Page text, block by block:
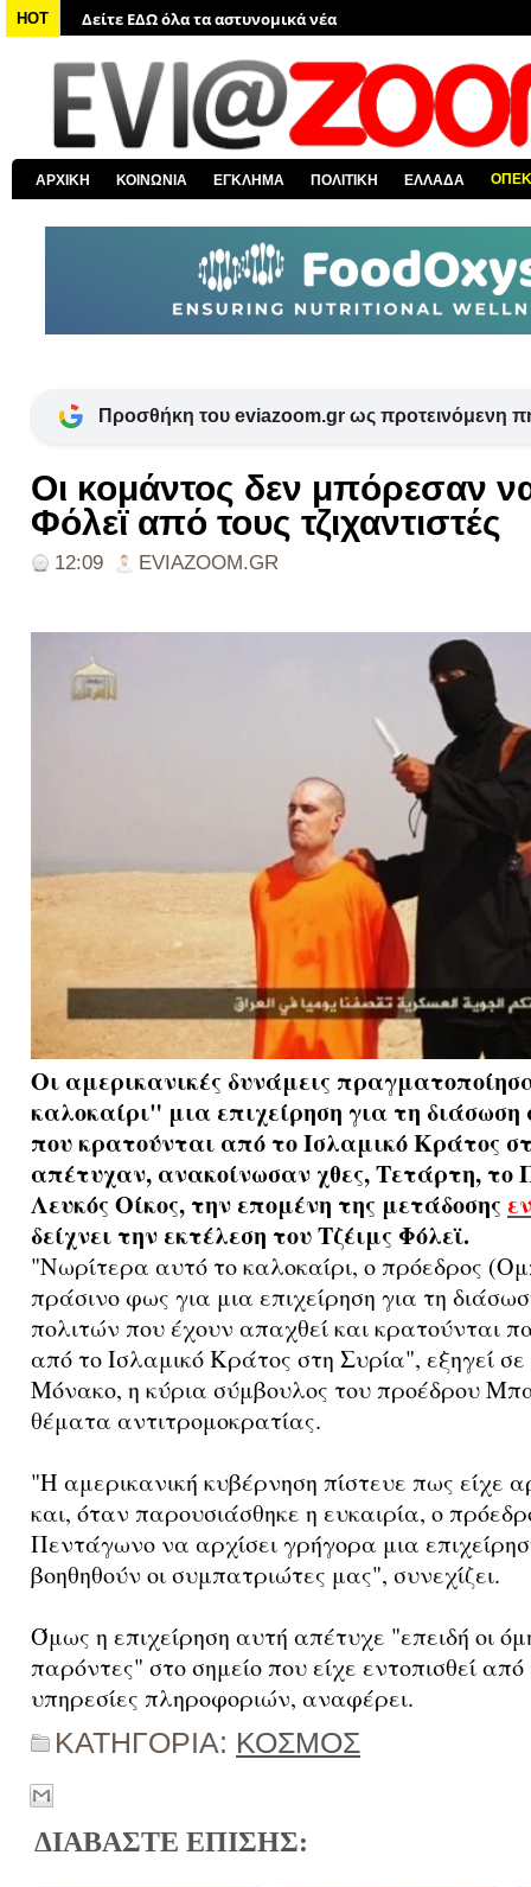
HOT
Δείτε ΕΔΩ όλα τα νέα από τον κόσμο
Δείτε ΕΔΩ όλα τα νέα για την Χαλκίδα και όλη την Εύβοια
Δείτε ΕΔΩ όλες τις ειδήσεις από την Ελλάδα
Δείτε ΕΔΩ όλα τα πολιτικά νέα
Δείτε ΕΔΩ τις αποκαλύψεις του EviaZoom.gr
ΑΡΧΙΚΗ ΚΟΙΝΩΝΙΑ ΕΓΚΛΗΜΑ ΠΟΛΙΤΙΚΗ ΕΛΛΑΔΑ
Προσθήκη του eviazoom.gr ως προτεινόμενη
Οι κομάντος δεν μπόρεσαν
Φόλεϊ από τους τζιχαντιστές
12:09 EVIAZOOM.GR
Οι αμερικανικές δυνάμεις
καλοκαίρι" μια επιχείρηση για τη
που κρατούνται από το Ισλαμικό Κράτος
απέτυχαν, ανακοίνωσαν χθες, Τετάρτη, το
Λευκός Οίκος, την επομένη της μετάδοσης
δείχνει την εκτέλεση του Τζέιμς Φόλεϊ.
"Νωρίτερα αυτό το καλοκαίρι, ο πρόεδρος
πράσινο φως για μια επιχείρηση για τη
πολιτών που έχουν απαχθεί και κρατούνται
από το Ισλαμικό Κράτος στη Συρία", εξηγεί
Μόνακο, η κύρια σύμβουλος του προέδρου
θέματα αντιτρομοκρατίας.
"Η αμερικανική κυβέρνηση πίστευε πως είχε
και, όταν παρουσιάσθηκε η ευκαιρία, ο
Πεντάγωνο να αρχίσει γρήγορα μια
βοηθηθούν οι συμπατριώτες μας", συνεχίζει.
Όμως η επιχείρηση αυτή απέτυχε "επειδή οι
παρόντες" στο σημείο που είχε εντοπισθεί από
υπηρεσίες πληροφοριών, αναφέρει.
ΚΑΤΗΓΟΡΙΑ: ΚΟΣΜΟΣ
ΔΙΑΒΑΣΤΕ ΕΠΙΣΗΣ: